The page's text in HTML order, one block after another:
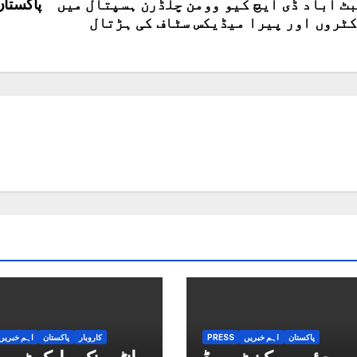
آباد ڈی ایچ کیو وومن چلڈرن ہسپتال میں
اور پیرا میڈیکس سٹاف کی ہڑتال
اہم خبریں پاکستان کاروبار PRESS اہم خبریں پاکستان